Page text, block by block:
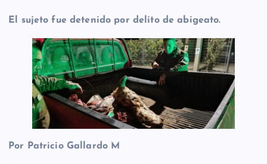
El sujeto fue detenido por delito de abigeato.
Por Patricio Gallardo M